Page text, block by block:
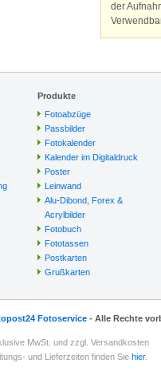
der
Produkte
Fotoabzüge
Passbilder
Fotokalender
Kalender im Digitaldruck
Poster
Leinwand
Alu-Dibond, Forex &
Acrylbilder
Fotobuch
Fototassen
Postkarten
Grußkarten
Fotoservice - Alle Rechte
MwSt. und zzgl. Versandkosten
und Lieferzeiten finden Sie hier.